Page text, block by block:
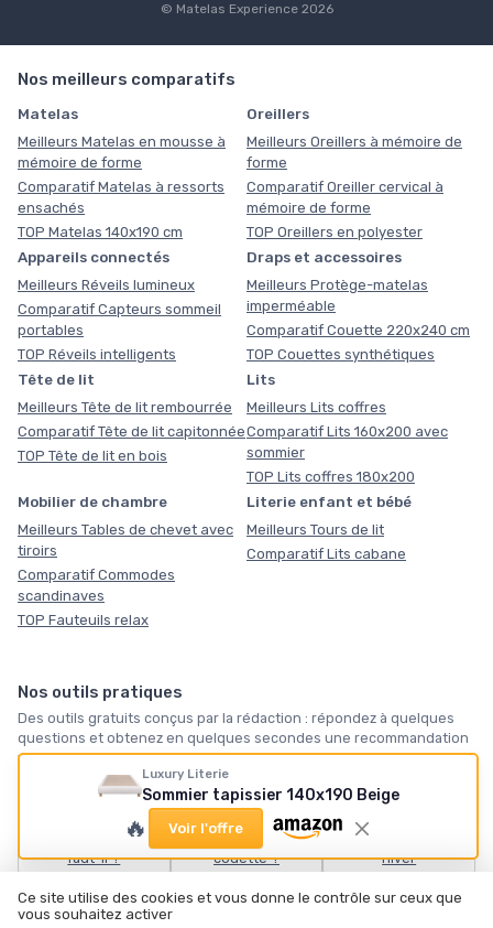
Luxury Literie
Sommier tapissier 140x190 Beige
🔥 Voir l'offre
© Matelas Experience 2026
Nos meilleurs comparatifs
Matelas
Meilleurs Matelas en mousse à
mémoire de forme
Comparatif Matelas à ressorts
ensachés
TOP Matelas 140x190 cm
Oreillers
Meilleurs Oreillers à mémoire de
forme
Comparatif Oreiller cervical à
mémoire de forme
TOP Oreillers en polyester
Appareils connectés
Meilleurs Réveils lumineux
Comparatif Capteurs sommeil
portables
TOP Réveils intelligents
Draps et accessoires
Meilleurs Protège-matelas
imperméable
Comparatif Couette 220x240 cm
TOP Couettes synthétiques
Tête de lit
Meilleurs Tête de lit rembourrée
Comparatif Tête de lit capitonnée
TOP Tête de lit en bois
Lits
Meilleurs Lits coffres
Comparatif Lits 160x200 avec
sommier
TOP Lits coffres 180x200
Mobilier de chambre
Meilleurs Tables de chevet avec
tiroirs
Comparatif Commodes
scandinaves
TOP Fauteuils relax
Literie enfant et bébé
Meilleurs Tours de lit
Comparatif Lits cabane
Nos outils pratiques
Des outils gratuits conçus par la rédaction : répondez à quelques
questions et obtenez en quelques secondes une recommandation
vraiment personnalisée, sans inscription. Servez-vous.
Quel matelas vous
faut-il ?
🪶
Quelle taille de
couette ?
❄️
Notre sélection
hiver
Tous les outils →
Ce site utilise des cookies et vous donne le contrôle sur ceux que
vous souhaitez activer